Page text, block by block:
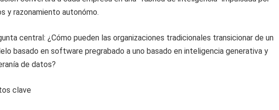
y razonamiento autonómo.
central: ¿Cómo pueden las organizaciones tradicionales transicionar de un
basado en software pregrabado a uno basado en inteligencia generativa y
de datos?
clave